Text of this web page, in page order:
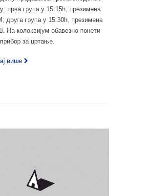
прва група у 15.15h, презимена
друга група у 15.30h, презимена
На колоквијум обавезно понети
за цртање.
више